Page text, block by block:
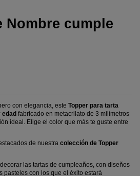
Nombre cumple
con elegancia, este Topper para tarta
edad fabricado en metacrilato de 3 milímetros
ideal. Elige el color que más te guste entre
de nuestra colección de Topper
las tartas de cumpleaños, con diseños
pasteles con los que el éxito estará